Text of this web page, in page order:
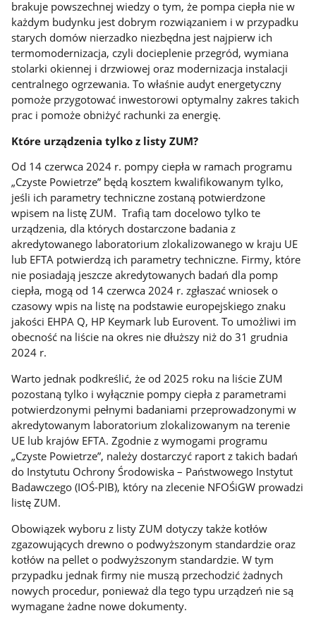
brakuje powszechnej wiedzy o tym, że pompa ciepła nie w
każdym budynku jest dobrym rozwiązaniem i w przypadku
starych domów nierzadko niezbędna jest najpierw ich
termomodernizacja, czyli docieplenie przegród, wymiana
stolarki okiennej i drzwiowej oraz modernizacja instalacji
centralnego ogrzewania. To właśnie audyt energetyczny
pomoże przygotować inwestorowi optymalny zakres takich
prac i pomoże obniżyć rachunki za energię.
Które urządzenia tylko z listy ZUM?
Od 14 czerwca 2024 r. pompy ciepła w ramach programu
„Czyste Powietrze” będą kosztem kwalifikowanym tylko,
jeśli ich parametry techniczne zostaną potwierdzone
wpisem na listę ZUM. Trafią tam docelowo tylko te
urządzenia, dla których dostarczone badania z
akredytowanego laboratorium zlokalizowanego w kraju UE
lub EFTA potwierdzą ich parametry techniczne. Firmy, które
nie posiadają jeszcze akredytowanych badań dla pomp
ciepła, mogą od 14 czerwca 2024 r. zgłaszać wniosek o
czasowy wpis na listę na podstawie europejskiego znaku
jakości EHPA Q, HP Keymark lub Eurovent. To umożliwi im
obecność na liście na okres nie dłuższy niż do 31 grudnia
2024 r.
Warto jednak podkreślić, że od 2025 roku na liście ZUM
pozostaną tylko i wyłącznie pompy ciepła z parametrami
potwierdzonymi pełnymi badaniami przeprowadzonymi w
akredytowanym laboratorium zlokalizowanym na terenie
UE lub krajów EFTA. Zgodnie z wymogami programu
„Czyste Powietrze”, należy dostarczyć raport z takich badań
do Instytutu Ochrony Środowiska – Państwowego Instytut
Badawczego (IOŚ-PIB), który na zlecenie NFOŚiGW prowadzi
listę ZUM.
Obowiązek wyboru z listy ZUM dotyczy także kotłów
zgazowujących drewno o podwyższonym standardzie oraz
kotłów na pellet o podwyższonym standardzie. W tym
przypadku jednak firmy nie muszą przechodzić żadnych
nowych procedur, ponieważ dla tego typu urządzeń nie są
wymagane żadne nowe dokumenty.